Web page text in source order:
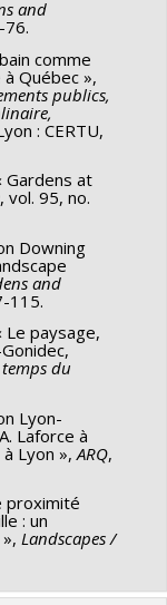
and
76.
comme
Québec »,
publics,
: CERTU,
Gardens at
, vol. 95, no.
Downing
and
115.
Le paysage,
temps du
Lyon-
Laforce à
Lyon », ARQ,
proximité
: un
Landscapes /